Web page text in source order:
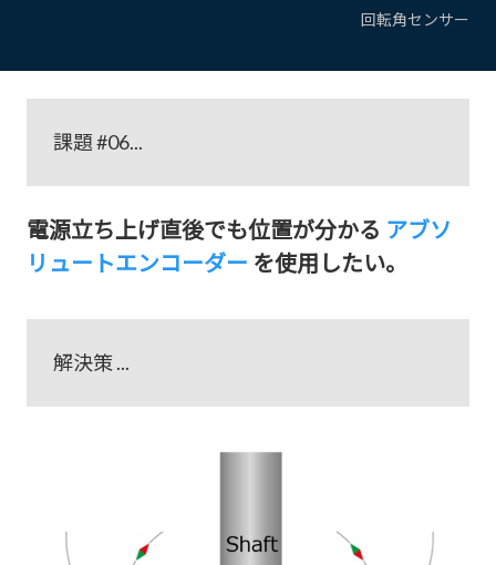
回転角センサー
課題 #06...
電源立ち上げ直後でも位置が分かる アブソ
リュートエンコーダー を使用したい。
解決策 ...